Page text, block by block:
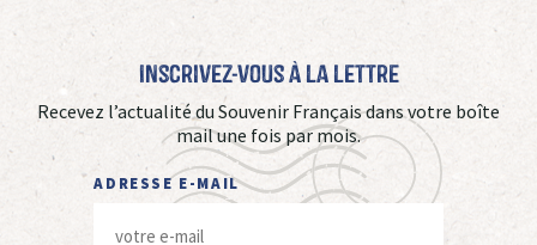
Inscrivez-vous à La Lettre
Recevez l’actualité du Souvenir Français dans votre boîte
mail une fois par mois.
ADRESSE E-MAIL